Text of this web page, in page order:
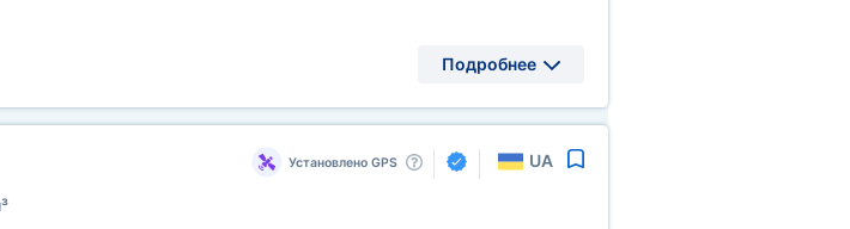
Подробнее
Установлено GPS UA